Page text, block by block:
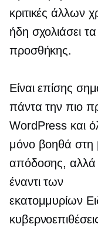
κριτικές άλλων
ήδη σχολιάσει
προσθήκης.
Είναι επίσης
πάντα την πιο
WordPress και
μόνο βοηθά στη
απόδοσης, αλλά
έναντι των
εκατομμυρίων